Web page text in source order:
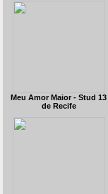
Meu Amor Maior - Stud 13
de Recife